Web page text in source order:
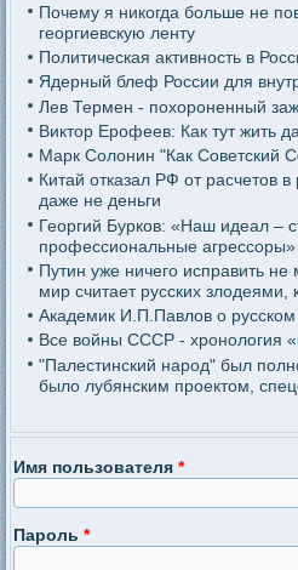
Почему я никогда больше не
георгиевскую ленту
Политическая активность в
Ядерный блеф России для
Лев Термен - похороненный
Виктор Ерофеев: Как тут жить
Марк Солонин "Как Советский
Китай отказал РФ от расчетов
даже не деньги
Георгий Бурков: «Наш идеал –
профессиональные агрессоры»
Путин уже ничего исправить
мир считает русских злодеями,
Академик И.П.Павлов о
Все войны СССР - хронология
"Палестинский народ" был
было лубянским проектом,
Имя пользователя*
Пароль*